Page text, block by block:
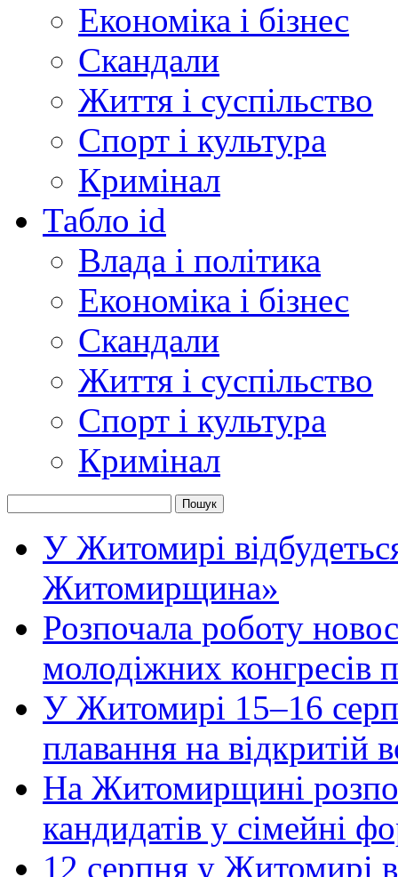
Економіка і бізнес
Скандали
Життя і суспільство
Спорт і культура
Кримінал
Табло id
Влада і політика
Економіка і бізнес
Скандали
Життя і суспільство
Спорт і культура
Кримінал
У Житомирі
Житомирщина»
Розпочала роботу
молодіжних конгресів
У Житомирі 15–16
плавання на відкритій
На Житомирщині
кандидатів у сімейні
12 серпня у Житомирі